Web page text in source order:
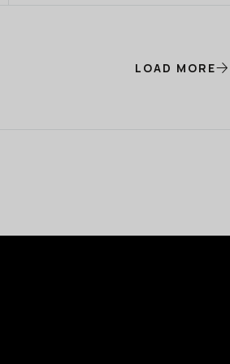
LOAD MORE